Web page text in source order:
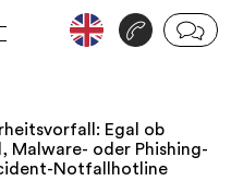
v j
Egal ob
Malware- oder Phishing-
Notfallhotline